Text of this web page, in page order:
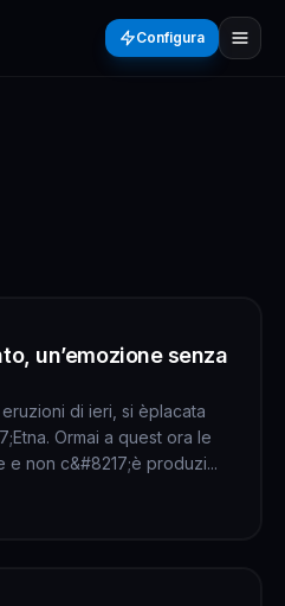
Configura
un’emozione senza
di ieri, si èplacata
Ormai a quest ora le
e non c&#8217;è produzi...